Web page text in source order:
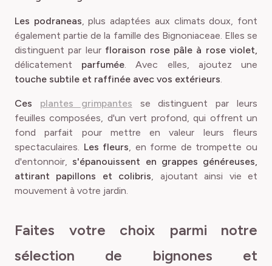
Les podraneas, plus adaptées aux climats doux, font
également partie de la famille des Bignoniaceae. Elles se
distinguent par leur floraison rose pâle à rose violet,
délicatement parfumée. Avec elles, ajoutez une
touche subtile et raffinée avec vos extérieurs.
Ces plantes grimpantes se distinguent par leurs
feuilles composées, d'un vert profond, qui offrent un
fond parfait pour mettre en valeur leurs fleurs
spectaculaires. Les fleurs, en forme de trompette ou
d'entonnoir,s'épanouissent en grappes généreuses,
attirant papillons et colibris, ajoutant ainsi vie et
mouvement à votre jardin.
Faites votre choix parmi notre
sélection de bignones et